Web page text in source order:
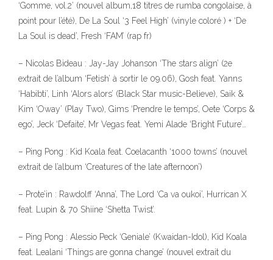
‘Gomme, vol.2’ (nouvel album,18 titres de rumba congolaise, à
point pour l’été), De La Soul ‘3 Feel High’ (vinyle coloré ) + ‘De
La Soul is dead’, Fresh ‘FAM’ (rap fr)
– Nicolas Bideau : Jay-Jay Johanson ‘The stars align’ (2e
extrait de l’album ‘Fetish’ à sortir le 09.06), Gosh feat. Yanns
‘Habibti’, Linh ‘Alors alors’ (Black Star music-Believe), Saik &
Kim ‘Oway’ (Play Two), Gims ‘Prendre le temps’, Oete ‘Corps &
ego’, Jeck ‘Defaite’, Mr Vegas feat. Yemi Alade ‘Bright Future’…
– Ping Pong : Kid Koala feat. Coelacanth ‘1000 towns’ (nouvel
extrait de l’album ‘Creatures of the late afternoon’)
– Prote’in : Rawdolff ‘Anna’, The Lord ‘Ca va oukoi’, Hurrican X
feat. Lupin & 70 Shiine ‘Shetta Twist’.
– Ping Pong : Alessio Peck ‘Geniale’ (Kwaidan-Idol), Kid Koala
feat. Lealani ‘Things are gonna change’ (nouvel extrait du